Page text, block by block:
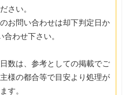
さい。
お問い合わせは却下判定日か
わせ下さい。
数は、参考としての掲載でご
様の都合等で目安より処理が
す。